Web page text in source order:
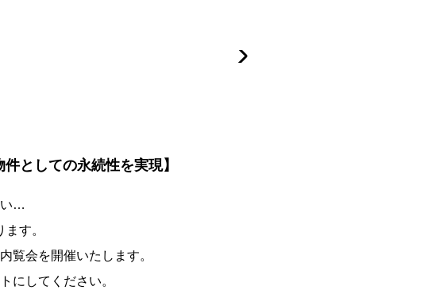
としての永続性を実現】
い…
す。
覧会を開催いたします。
にしてください。